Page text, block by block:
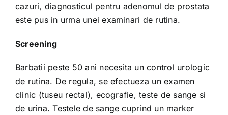
cazuri, diagnosticul pentru adenomul de prostata
este pus in urma unei examinari de rutina.
Screening
Barbatii peste 50 ani necesita un control urologic
de rutina. De regula, se efectueza un examen
clinic (tuseu rectal), ecografie, teste de sange si
de urina. Testele de sange cuprind un marker